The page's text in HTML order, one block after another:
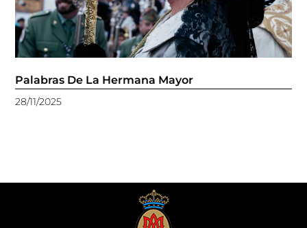
Palabras De La Hermana Mayor
28/11/2025